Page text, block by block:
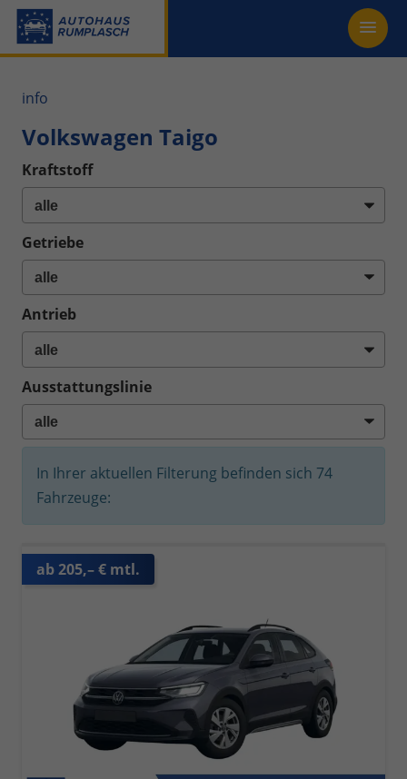
info
Volkswagen Taigo
Kraftstoff
Getriebe
Antrieb
Ausstattungslinie
In Ihrer aktuellen Filterung befinden sich 74
Fahrzeuge:
ab 205,– € mtl.